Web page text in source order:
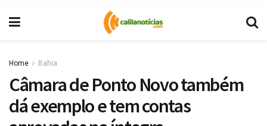
Home Bahia
Câmara de Ponto Novo também
dá exemplo e tem contas